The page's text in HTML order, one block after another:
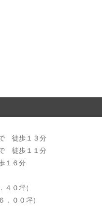
徒歩１３分
徒歩１１分
１６分
０坪）
００坪）